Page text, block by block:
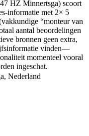
HZ Minnertsga) scoort
informatie met 2× 5
“monteur van
aantal beoordelingen
bronnen geen extra,
vinden—
momenteel vooral
ingeschat.
Nederland